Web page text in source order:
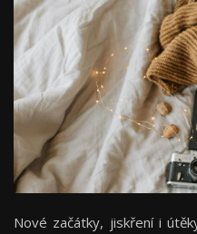
Nové začátky, jiskření i